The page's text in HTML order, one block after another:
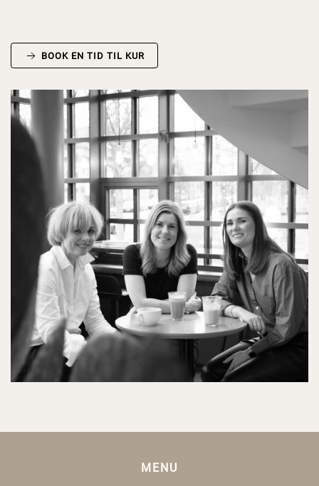
BOOK EN TID TIL KUR
MENU